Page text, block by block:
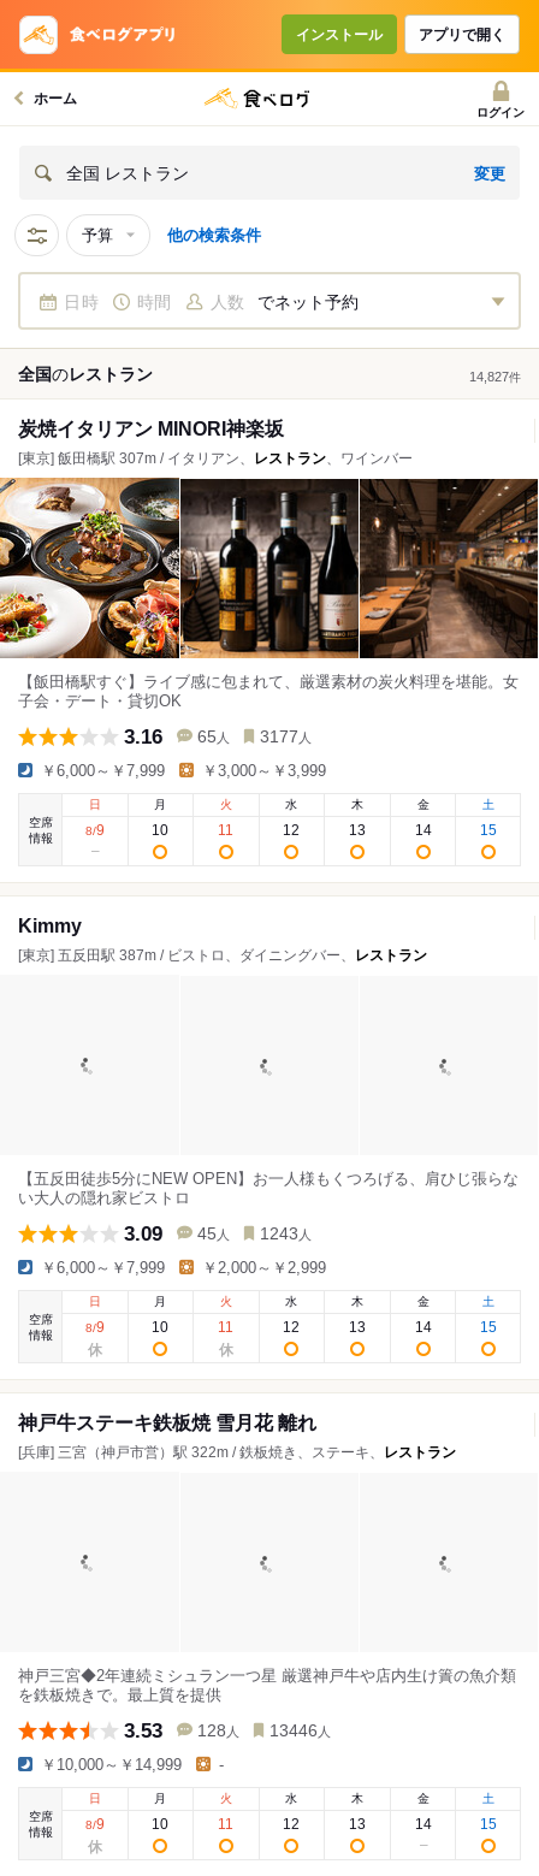
インストール アプリで開く
ホーム
ログイン
全国 レストラン 変更
予算 他の検索条件
日時 時間 人数 でネット予約
全国のレストラン 14,827件
炭焼イタリアン MINORI神楽坂
[東京] 飯田橋駅 307m / イタリアン、 レストラン、ワインバー
【飯田橋駅すぐ】ライブ感に包まれて、厳選素材の炭火料理を堪能。女
子会・デート・貸切OK
3.16 65 人 3177 人
￥6,000～￥7,999 ￥3,000～￥3,999
空席
情報
日
8/9
月
10
火
11
水
12
木
13
金
14
土
15
Kimmy
[東京] 五反田駅 387m / ビストロ、ダイニングバー、 レストラン
【五反田徒歩5分にNEW OPEN】お一人様もくつろげる、肩ひじ張らな
い大人の隠れ家ビストロ
3.09 45 人 1243 人
￥6,000～￥7,999 ￥2,000～￥2,999
空席
情報
日
8/9
月
10
火
11
水
12
木
13
金
14
土
15
神戸牛ステーキ鉄板焼 雪月花 離れ
[兵庫] 三宮（神戸市営）駅 322m / 鉄板焼き、ステーキ、 レストラン
神戸三宮◆2年連続ミシュラン一つ星 厳選神戸牛や店内生け簀の魚介類
を鉄板焼きで。最上質を提供
3.53 128 人 13446 人
￥10,000～￥14,999 -
空席
情報
日
8/9
月
10
火
11
水
12
木
13
金
14
土
15